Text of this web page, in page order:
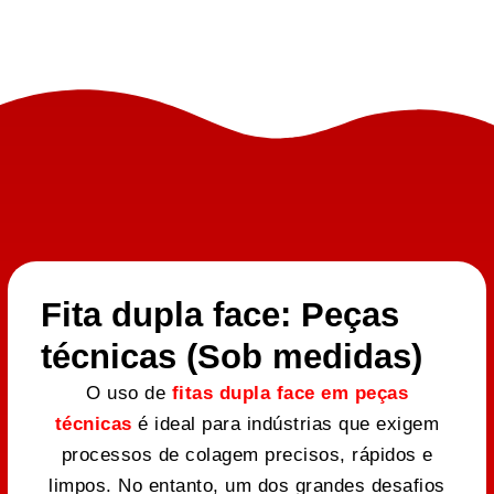
Fita dupla face: Peças
técnicas (Sob medidas)
O uso de fitas dupla face em peças
técnicas é ideal para indústrias que exigem
processos de colagem precisos, rápidos e
limpos. No entanto, um dos grandes desafios